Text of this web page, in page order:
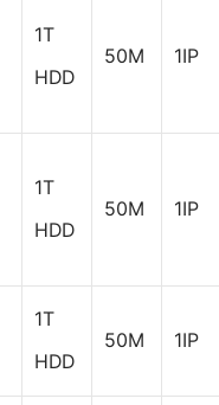
1T
HDD
50M 1IP
1T
HDD
50M 1IP
1T
HDD
50M 1IP